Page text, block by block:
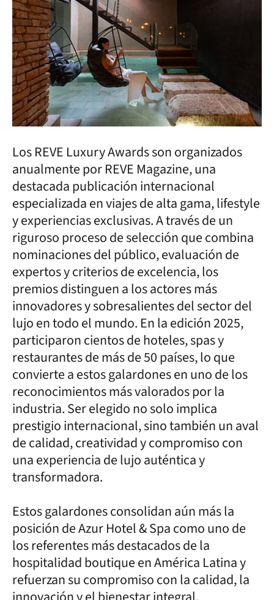
Los REVE Luxury Awards son organizados
anualmente por REVE Magazine, una
destacada publicación internacional
especializada en viajes de alta gama, lifestyle
y experiencias exclusivas. A través de un
riguroso proceso de selección que combina
nominaciones del público, evaluación de
expertos y criterios de excelencia, los
premios distinguen a los actores más
innovadores y sobresalientes del sector del
lujo en todo el mundo. En la edición 2025,
participaron cientos de hoteles, spas y
restaurantes de más de 50 países, lo que
convierte a estos galardones en uno de los
reconocimientos más valorados por la
industria. Ser elegido no solo implica
prestigio internacional, sino también un aval
de calidad, creatividad y compromiso con
una experiencia de lujo auténtica y
transformadora.
Estos galardones consolidan aún más la
posición de Azur Hotel & Spa como uno de
los referentes más destacados de la
hospitalidad boutique en América Latina y
refuerzan su compromiso con la calidad, la